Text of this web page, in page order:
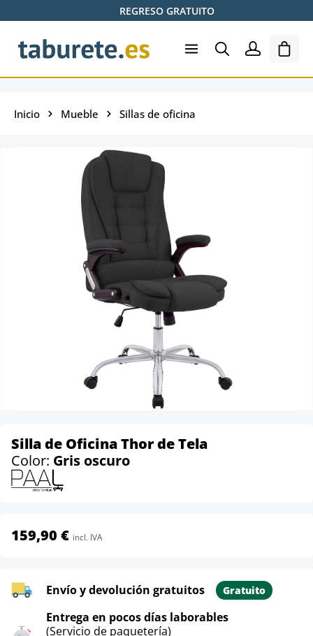
Saltar al contenido principalREGRESO GRATUITO
El
Inicio Mueble Sillas de oficina
Silla de Oficina Thor de Tela
Color: Gris oscuro
159,90 € incl. IVA
Envío y devolución gratuitos Gratuito
Entrega en pocos días laborables
(Servicio de paquetería)